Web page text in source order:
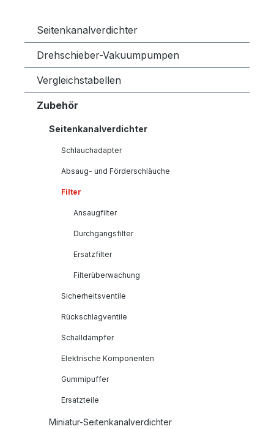
Seitenkanalverdichter
Drehschieber-Vakuumpumpen
Vergleichstabellen
Zubehör
Seitenkanalverdichter
Schlauchadapter
Absaug- und Förderschläuche
Filter
Ansaugfilter
Durchgangsfilter
Ersatzfilter
Filterüberwachung
Sicherheitsventile
Rückschlagventile
Schalldämpfer
Elektrische Komponenten
Gummipuffer
Ersatzteile
Miniatur-Seitenkanalverdichter